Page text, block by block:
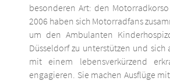
besonderen Art: den
2006 haben sich Motorradfans
um den Ambulanten
Düsseldorf zu unterstützen und sich
mit einem lebensverkürzend
engagieren. Sie machen Ausflüge